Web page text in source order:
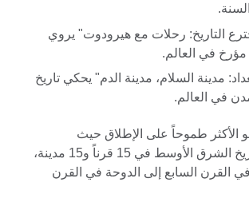
التاريخ: رحلات مع هيرودوت" يروي
في العالم.
مدينة السلام، مدينة الدم" يحكي تاريخ
في العالم.
الأكثر طموحاً على الإطلاق حيث
سيستعرض فيه تاريخ الشرق الأوسط في 15 قرناً و15 مدينة،
القرن السابع إلى الدوحة في القرن